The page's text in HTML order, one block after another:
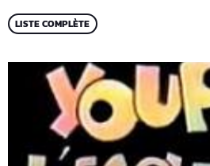
LISTE COMPLÈTE